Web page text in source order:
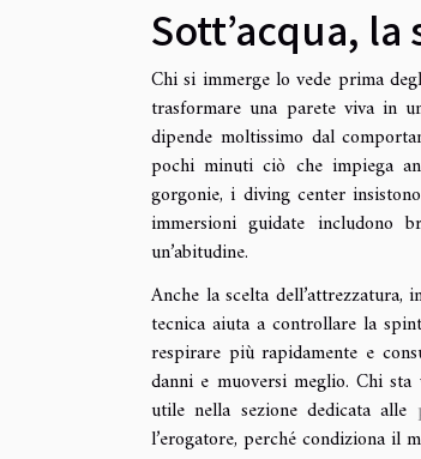
Sott’acqua,
Chi si immerge lo vede prima
trasformare una parete viva in
dipende moltissimo dal
pochi minuti ciò che impiega
gorgonie, i diving center
immersioni guidate includono
un’abitudine.
Anche la scelta
tecnica aiuta a controllare la
respirare più rapidamente e
danni e muoversi meglio. Chi
utile nella sezione dedicata alle
l’erogatore, perché condiziona il